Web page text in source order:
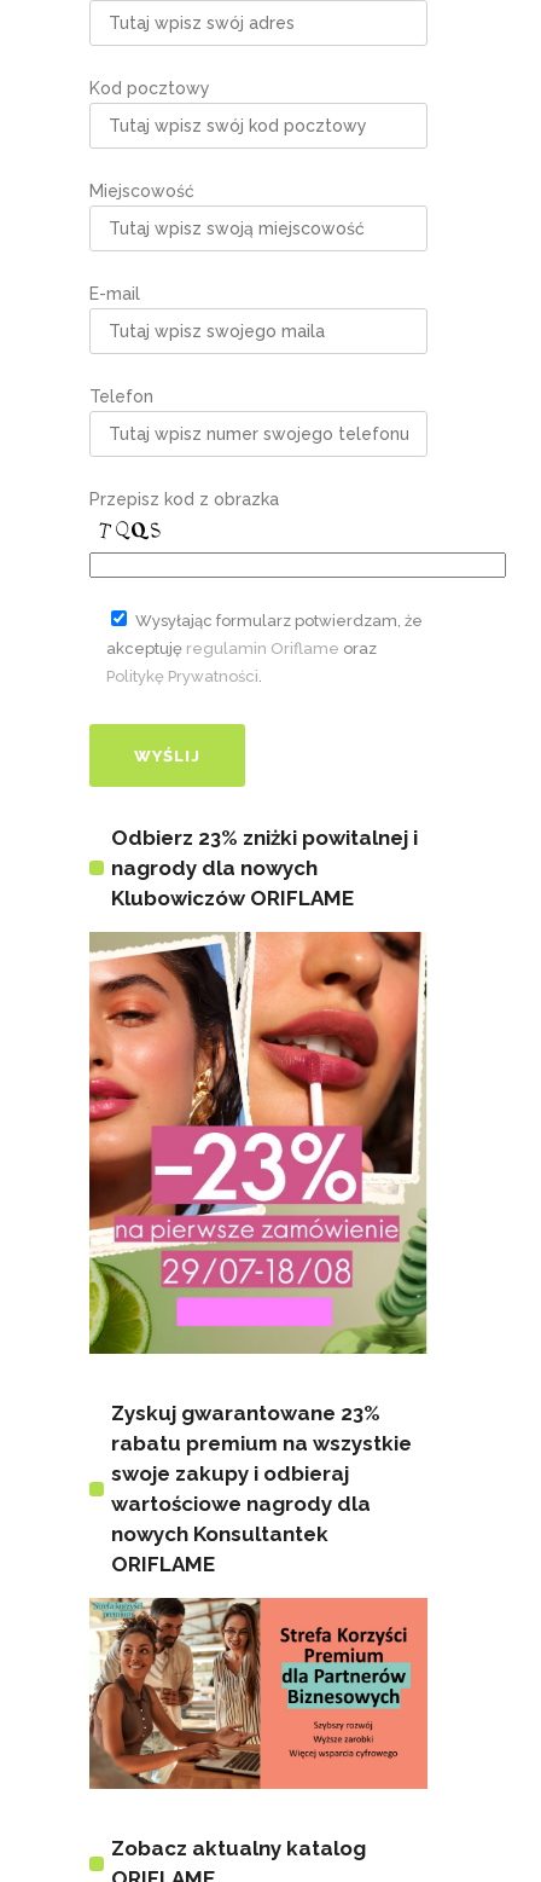
Kod pocztowy
Miejscowość
E-mail
Telefon
Przepisz kod z obrazka
Wysyłając formularz potwierdzam, że
akceptuję regulamin Oriflame oraz
Politykę Prywatności
Odbierz 23% zniżki powitalnej i
nagrody dla nowych
Klubowiczów ORIFLAME
Zyskuj gwarantowane 23%
rabatu premium na wszystkie
swoje zakupy i odbieraj
wartościowe nagrody dla
nowych Konsultantek
ORIFLAME
Zobacz aktualny katalog